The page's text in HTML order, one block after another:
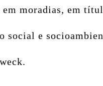
moradias, em
e